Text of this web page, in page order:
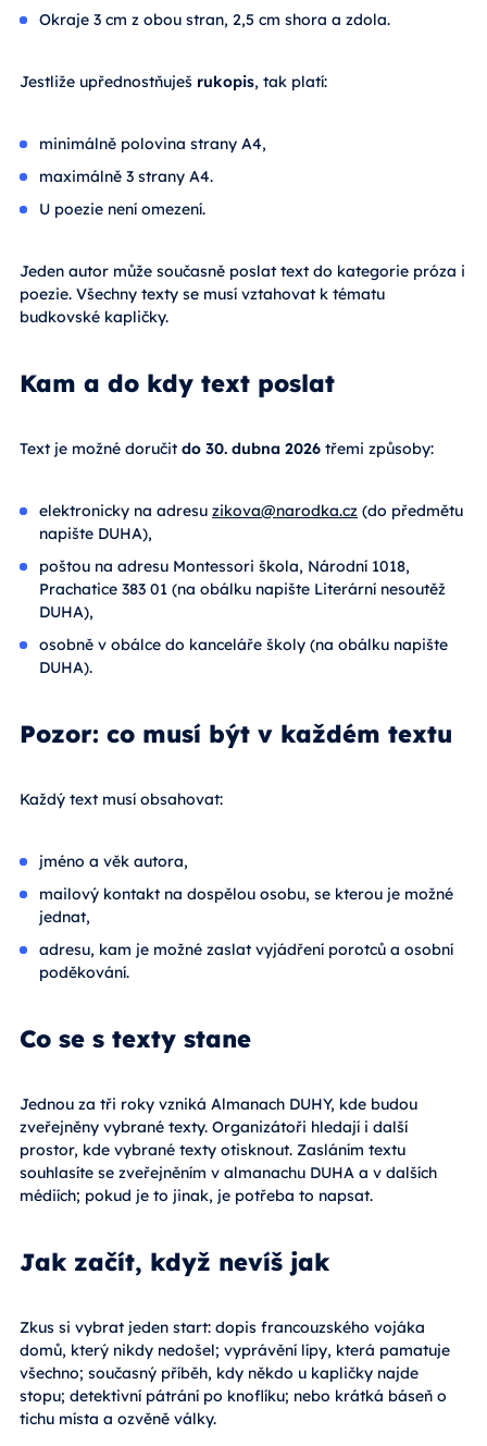
Okraje 3 cm z obou stran, 2,5 cm shora a zdola.
Jestliže upřednostňuješ rukopis, tak platí:
minimálně polovina strany A4,
maximálně 3 strany A4.
U poezie není omezení.
Jeden autor může současně poslat text do kategorie próza i
poezie. Všechny texty se musí vztahovat k tématu
budkovské kapličky.
Kam a do kdy text poslat
Text je možné doručit do 30. dubna 2026 třemi způsoby:
elektronicky na adresu zikova@narodka.cz (do předmětu
napište DUHA),
poštou na adresu Montessori škola, Národní 1018,
Prachatice 383 01 (na obálku napište Literární nesoutěž
DUHA),
osobně v obálce do kanceláře školy (na obálku napište
DUHA).
Pozor: co musí být v každém textu
Každý text musí obsahovat:
jméno a věk autora,
mailový kontakt na dospělou osobu, se kterou je možné
jednat,
adresu, kam je možné zaslat vyjádření porotců a osobní
poděkování.
Co se s texty stane
Jednou za tři roky vzniká Almanach DUHY, kde budou
zveřejněny vybrané texty. Organizátoři hledají i další
prostor, kde vybrané texty otisknout. Zasláním textu
souhlasíte se zveřejněním v almanachu DUHA a v dalších
médiích; pokud je to jinak, je potřeba to napsat.
Jak začít, když nevíš jak
Zkus si vybrat jeden start: dopis francouzského vojáka
domů, který nikdy nedošel; vyprávění lípy, která pamatuje
všechno; současný příběh, kdy někdo u kapličky najde
stopu; detektivní pátrání po knoflíku; nebo krátká báseň o
tichu místa a ozvěně války.